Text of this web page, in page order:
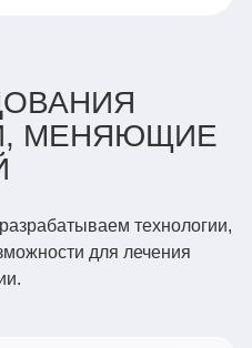
МЕНЯЮЩИЕ
технологии,
для лечения